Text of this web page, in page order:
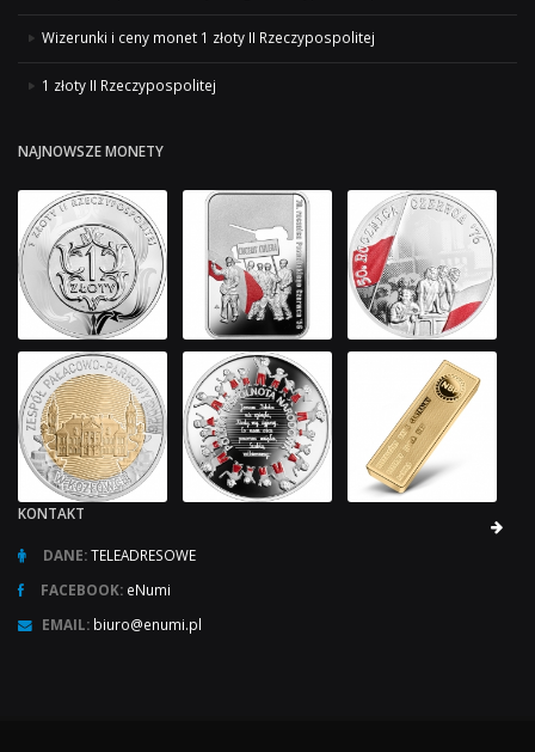
Wizerunki i ceny monet 1 złoty II Rzeczypospolitej
1 złoty II Rzeczypospolitej
NAJNOWSZE MONETY
KONTAKT
DANE:TELEADRESOWE
FACEBOOK: eNumi
EMAIL: biuro@enumi.pl